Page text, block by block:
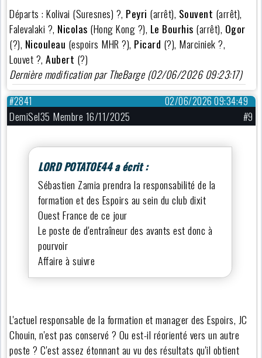
Départs : Kolivai (Suresnes) ?, Peyri (arrêt), Souvent (arrêt),
Falevalaki ?, Nicolas (Hong Kong ?), Le Bourhis (arrêt), Ogor
(?), Nicouleau (espoirs MHR ?), Picard (?), Marciniek ?,
Louvet ?,Aubert (?)
Dernière modification par TheBarge (02/06/2026 09:23:17)
02/06/2026 09:34:49
#2841
DemiSel35 Membre 16/11/2025 #9
LORD POTATOE44 a écrit :
Sébastien Zamia prendra la responsabilité de la
formation et des Espoirs au sein du club dixit
Ouest France de ce jour
Le poste de d'entraîneur des avants est donc à
pourvoir
Affaire à suivre
L'actuel responsable de la formation et manager des Espoirs, JC
Chouin, n'est pas conservé ? Ou est-il réorienté vers un autre
poste ? C'est assez étonnant au vu des résultats qu'il obtient